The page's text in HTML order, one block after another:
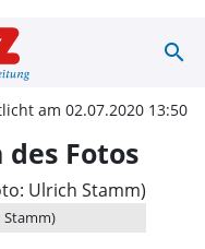
search
am 02.07.2020 13:50
Fotos
Stamm)